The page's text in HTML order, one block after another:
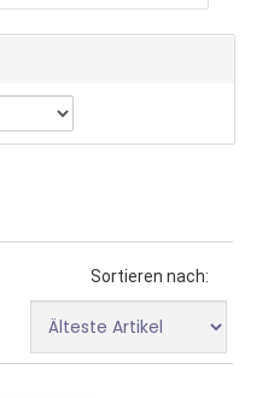
Sortieren nach: